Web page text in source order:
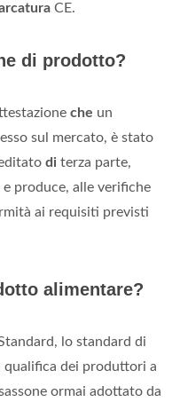
CE.
di prodotto?
che un
sul mercato, è stato
di terza parte,
e produce, alle verifiche
ai requisiti previsti
alimentare?
lo standard di
qualifica dei produttori a
ormai adottato da